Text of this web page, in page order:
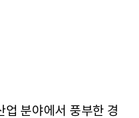
업 분야에서 풍부한 경